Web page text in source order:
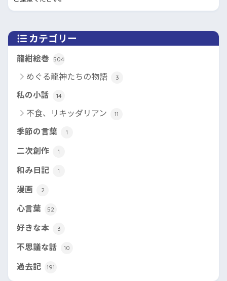
カテゴリー
龍紺絵巻 504
めぐる龍神たちの物語 3
私の小話 14
不食、リキッダリアン 11
季節の言葉 1
二次創作 1
和み日記 1
漫画 2
心言葉 52
好きな本 3
不思議な話 10
過去記 191